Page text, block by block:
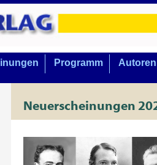
Programm Autoren
Neuerscheinungen